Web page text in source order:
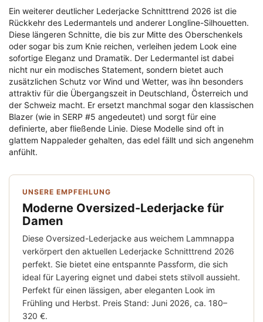
Ein weiterer deutlicher Lederjacke Schnitttrend 2026 ist die
Rückkehr des Ledermantels und anderer Longline-Silhouetten.
Diese längeren Schnitte, die bis zur Mitte des Oberschenkels
oder sogar bis zum Knie reichen, verleihen jedem Look eine
sofortige Eleganz und Dramatik. Der Ledermantel ist dabei
nicht nur ein modisches Statement, sondern bietet auch
zusätzlichen Schutz vor Wind und Wetter, was ihn besonders
attraktiv für die Übergangszeit in Deutschland, Österreich und
der Schweiz macht. Er ersetzt manchmal sogar den klassischen
Blazer (wie in SERP #5 angedeutet) und sorgt für eine
definierte, aber fließende Linie. Diese Modelle sind oft in
glattem Nappaleder gehalten, das edel fällt und sich angenehm
anfühlt.
UNSERE EMPFEHLUNG
Moderne Oversized-Lederjacke für
Damen
Diese Oversized-Lederjacke aus weichem Lammnappa
verkörpert den aktuellen Lederjacke Schnitttrend 2026
perfekt. Sie bietet eine entspannte Passform, die sich
ideal für Layering eignet und dabei stets stilvoll aussieht.
Perfekt für einen lässigen, aber eleganten Look im
Frühling und Herbst. Preis Stand: Juni 2026, ca. 180–
320 €.